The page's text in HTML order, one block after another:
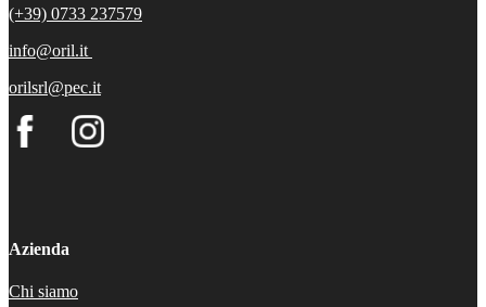
(+39) 0733 237579
info@oril.it
orilsrl@pec.it
Azienda
Chi siamo